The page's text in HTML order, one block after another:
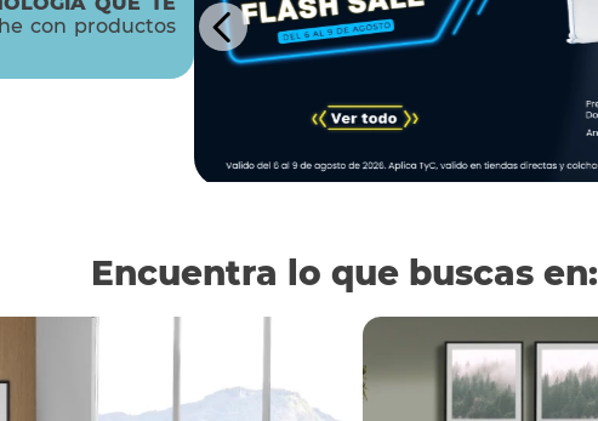
con productos
Encuentra lo que buscas en: